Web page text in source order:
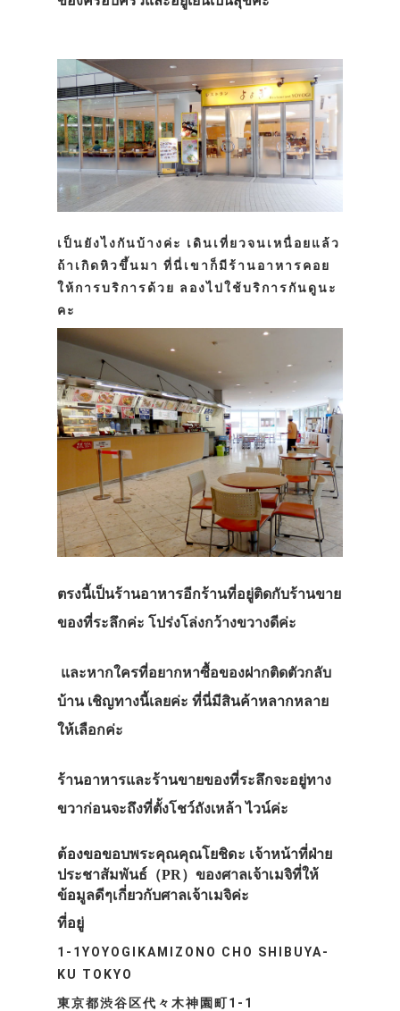
เป็นยังไงกันบ้างค่ะ เดินเที่ยวจนเหนื่อยแล้ว
ถ้าเกิดหิวขึ้นมา ที่นี่เขาก็มีร้านอาหารคอย
ให้การบริการด้วย ลองไปใช้บริการกันดูนะ
คะ
ตรงนี้เป็นร้านอาหารอีกร้านที่อยู่ติดกับร้านขาย
ของที่ระลึกค่ะ โปร่งโล่งกว้างขวางดีค่ะ
และหากใครที่อยากหาซื้อของฝากติดตัวกลับ
บ้าน เชิญทางนี้เลยค่ะ ที่นี่มีสินค้าหลากหลาย
ให้เลือกค่ะ
ร้านอาหารและร้านขายของที่ระลึกจะอยู่ทาง
ขวาก่อนจะถึงที่ตั้งโชว์ถังเหล้า ไวน์ค่ะ
ต้องขอขอบพระคุณคุณโยชิดะ เจ้าหน้าที่ฝ่าย
ประชาสัมพันธ์（PR）ของศาลเจ้าเมจิที่ให้
ข้อมูลดีๆเกี่ยวกับศาลเจ้าเมจิค่ะ
ที่อยู่
1-1YOYOGIKAMIZONO CHO SHIBUYA-
KU TOKYO
東京都渋谷区代々木神園町1-1